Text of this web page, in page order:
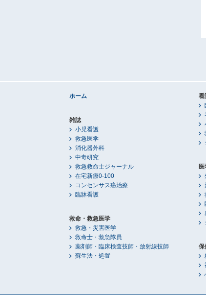
ホーム
雑誌
小児看護
救急医学
消化器外科
中毒研究
救急救命士ジャーナル
在宅新療0-100
コンセンサス癌治療
臨牀看護
救命・救急医学
救急・災害医学
救命士・救急隊員
薬剤師・臨床検査技師・放射線技師
蘇生法・処置
看
保